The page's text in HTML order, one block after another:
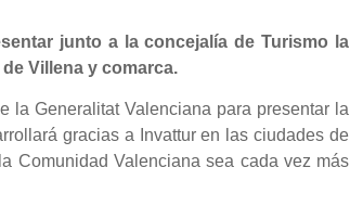
junto a la concejalía de Turismo la
Villena y comarca.
la Generalitat Valenciana para presentar la
gracias a Invattur en las ciudades de
Comunidad Valenciana sea cada vez más